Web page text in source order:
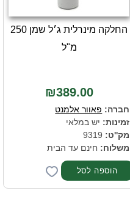
החלקה מינרלית ג׳ל שמן 250
מ"ל
₪389.00
חברה: פאוור אלמנט
זמינות: יש במלאי
מק''ט:
משלוח: חינם עד הבית